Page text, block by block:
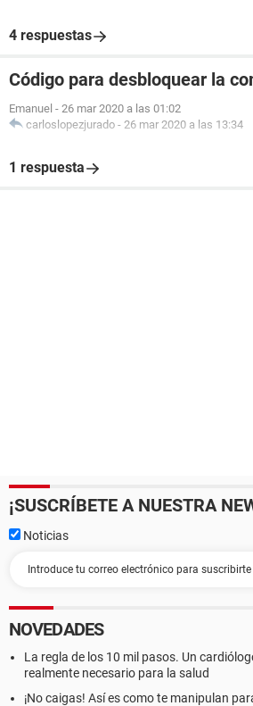
4 respuestas
Código para desbloquear la
Emanuel - 26 mar 2020 a las 01:02
carloslopezjurado - 26 mar 2020 a las 13:34
1 respuesta
¡SUSCRÍBETE A NUESTRA
Noticias
NOVEDADES
La regla de los 10 mil pasos. Un
realmente necesario para la salud
¡No caigas! Así es como te manipulan